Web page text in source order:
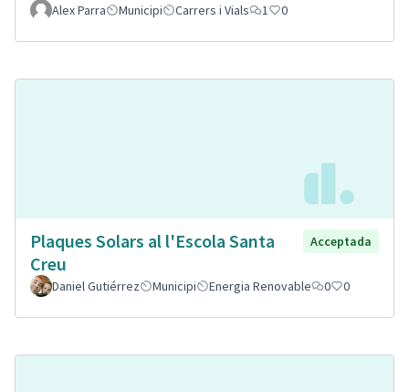
Alex Parra Municipi Carrers i Vials 1 0
Plaques Solars al l'Escola Santa
Creu
Acceptada
Daniel Gutiérrez Municipi Energia Renovable 0 0